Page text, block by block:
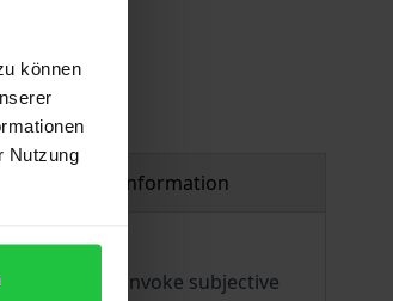
können
Nutzung
safety information
parties can invoke subjective